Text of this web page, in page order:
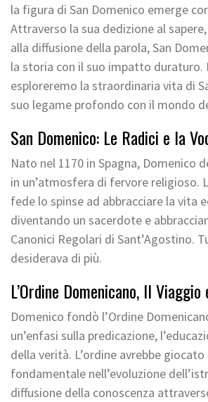
la figura di San Domenico emerge
Attraverso la sua dedizione al
alla diffusione della parola, San
la storia con il suo impatto
esploreremo la straordinaria vita di
suo legame profondo con il mondo
San Domenico: Le Radici e la
Nato nel 1170 in Spagna, Domenico
in un’atmosfera di fervore religioso.
fede lo spinse ad abbracciare la vita
diventando un sacerdote e
Canonici Regolari di Sant’Agostino.
desiderava di più.
L’Ordine Domenicano, Il
Domenico fondò l’Ordine
un’enfasi sulla predicazione,
della verità. L’ordine avrebbe
fondamentale nell’evoluzione
diffusione della conoscenza